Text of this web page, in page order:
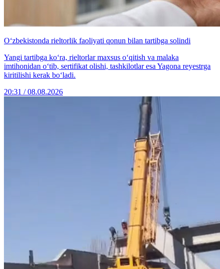
O‘zbekistonda rieltorlik faoliyati qonun bilan tartibga solindi
Yangi tartibga ko‘ra, rieltorlar maxsus o‘qitish va malaka
imtihonidan o‘tib, sertifikat olishi, tashkilotlar esa Yagona reyestrga
kiritilishi kerak bo‘ladi.
20:31 / 08.08.2026